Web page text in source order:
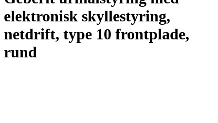
elektronisk skyllestyring,
netdrift, type 10 frontplade,
rund